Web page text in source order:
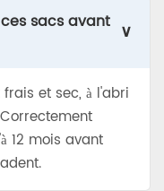
sacs avant ∨
et sec, à l'abri
12 mois avant